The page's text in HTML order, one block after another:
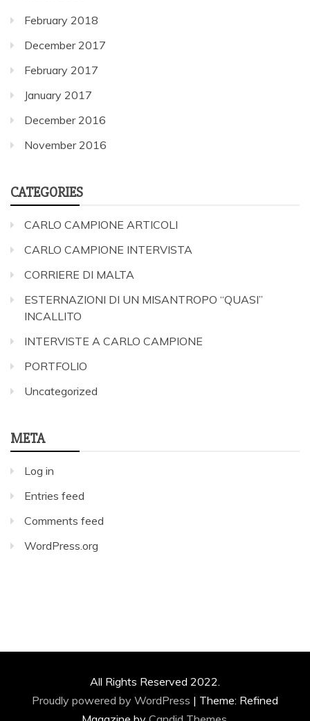
February 2018
December 2017
February 2017
January 2017
December 2016
November 2016
CATEGORIES
CARLO CAMPIONE ARTICOLI
CARLO CAMPIONE INTERVISTA
CORRIERE DI MALTA
ESTERNAZIONI DI UN MISANTROPO “QUASI”
INCALLITO
INTERVISTE A CARLO CAMPIONE
PORTFOLIO
Uncategorized
META
Log in
Entries feed
Comments feed
WordPress.org
All Rights Reserved 2022.
Proudly powered by WordPress | Theme: Refined